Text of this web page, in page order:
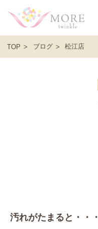
TOP ブログ 松江店
汚れがたまると・・・